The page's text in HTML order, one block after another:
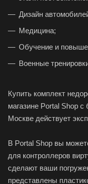
Дизайн
Медицина;
Обучение и
Военные
Купить комплект
магазине Portal Shop
Москве действует
В Portal Shop вы
для контроллеров
сделают ваши
представлены